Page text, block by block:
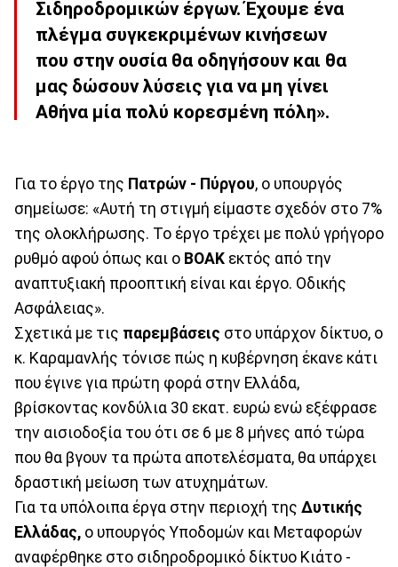
Σιδηροδρομικών έργων. Έχουμε ένα
πλέγμα συγκεκριμένων κινήσεων
που στην ουσία θα οδηγήσουν και θα
μας δώσουν λύσεις για να μη γίνει
Αθήνα μία πολύ κορεσμένη πόλη».
Για το έργο της Πατρών - Πύργου, ο υπουργός
σημείωσε: «Αυτή τη στιγμή είμαστε σχεδόν στο 7%
της ολοκλήρωσης. Το έργο τρέχει με πολύ γρήγορο
ρυθμό αφού όπως και ο ΒΟΑΚ εκτός από την
αναπτυξιακή προοπτική είναι και έργο. Οδικής
Ασφάλειας».
Σχετικά με τις παρεμβάσεις στο υπάρχον δίκτυο, ο
κ. Καραμανλής τόνισε πώς η κυβέρνηση έκανε κάτι
που έγινε για πρώτη φορά στην Ελλάδα,
βρίσκοντας κονδύλια 30 εκατ. ευρώ ενώ εξέφρασε
την αισιοδοξία του ότι σε 6 με 8 μήνες από τώρα
που θα βγουν τα πρώτα αποτελέσματα, θα υπάρχει
δραστική μείωση των ατυχημάτων.
Για τα υπόλοιπα έργα στην περιοχή της Δυτικής
Ελλάδας, ο υπουργός Υποδομών και Μεταφορών
αναφέρθηκε στο σιδηροδρομικό δίκτυο Κιάτο -